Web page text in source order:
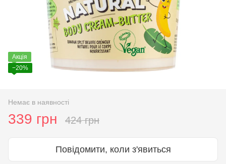
Акція
−20%
Немає в наявності
339 грн 424 грн
Повідомити, коли з'явиться